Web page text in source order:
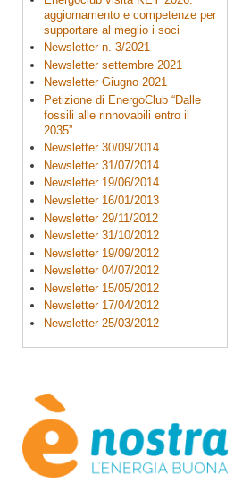
aggiornamento e competenze per
supportare al meglio i soci
Newsletter n. 3/2021
Newsletter settembre 2021
Newsletter Giugno 2021
Petizione di EnergoClub “Dalle
fossili alle rinnovabili entro il
2035”
Newsletter 30/09/2014
Newsletter 31/07/2014
Newsletter 19/06/2014
Newsletter 16/01/2013
Newsletter 29/11/2012
Newsletter 31/10/2012
Newsletter 19/09/2012
Newsletter 04/07/2012
Newsletter 15/05/2012
Newsletter 17/04/2012
Newsletter 25/03/2012